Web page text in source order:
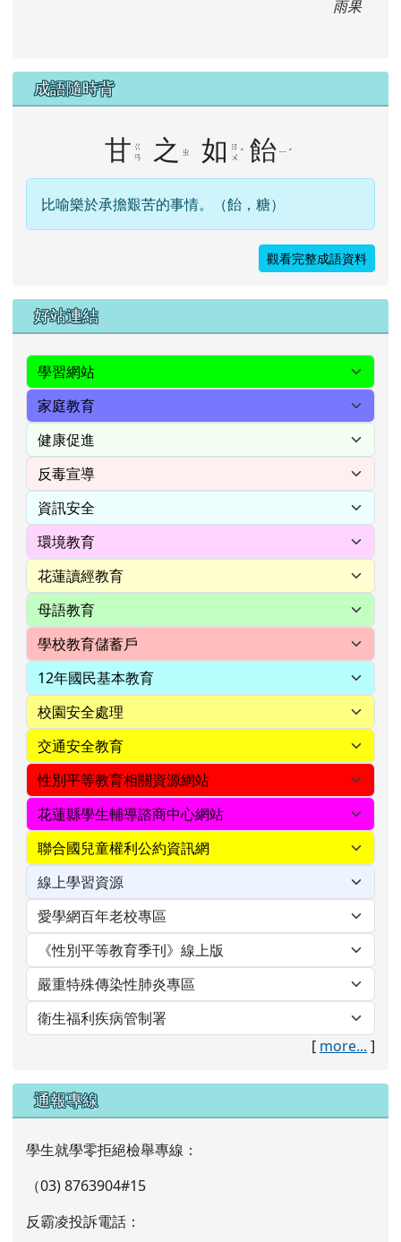
雨果
成語隨時背
甘 ㄍ
ㄢ
之 ㄓ 如
ㄖ
ㄨ ˊ 飴 ㄧ ˊ
比喻樂於承擔艱苦的事情。（飴，糖）
觀看完整成語資料
右邊區域內容
好站連結
[ more... ]
通報專線
學生就學零拒絕檢舉專線：
（03) 8763904#15
反霸凌投訴電話：